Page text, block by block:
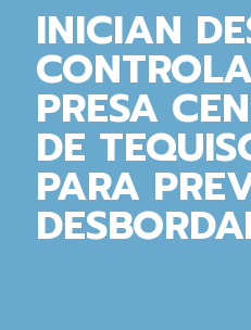
INICIAN
PRESA
DE
PARA